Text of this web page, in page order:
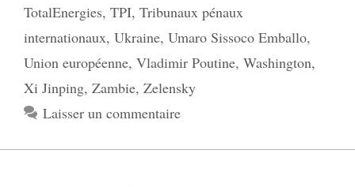
TotalEnergies, TPI, Tribunaux pénaux
internationaux, Ukraine, Umaro Sissoco Emballo,
Union européenne, Vladimir Poutine, Washington,
Xi Jinping, Zambie, Zelensky
Laisser un commentaire